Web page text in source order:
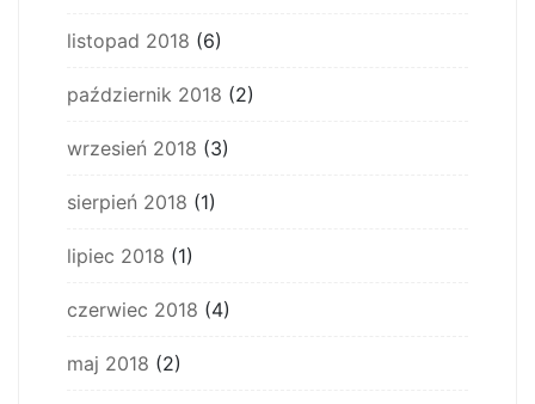
listopad 2018 (6)
październik 2018 (2)
wrzesień 2018 (3)
sierpień 2018 (1)
lipiec 2018 (1)
czerwiec 2018 (4)
maj 2018 (2)